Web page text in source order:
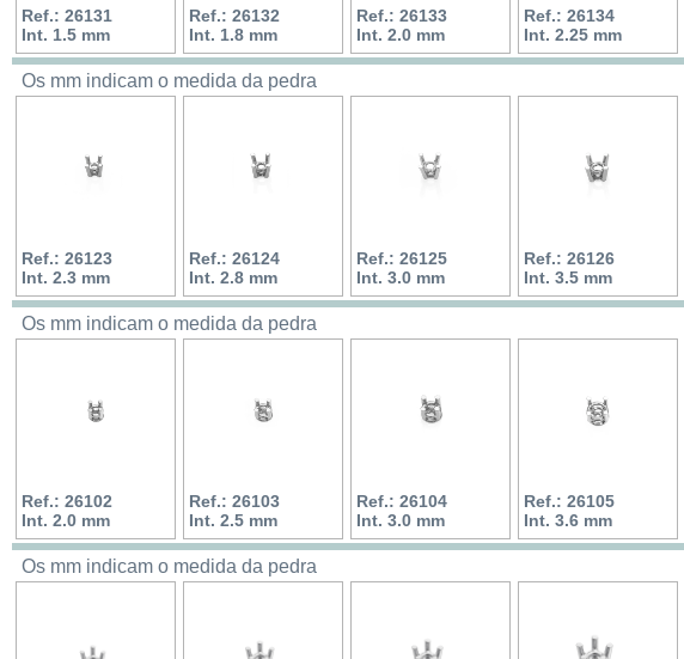
Ref.: 26131
Int. 1.5 mm
Ref.: 26132
Int. 1.8 mm
Ref.: 26133
Int. 2.0 mm
Ref.: 26134
Int. 2.25 mm
Os mm indicam o medida da pedra
Ref.: 26123
Int. 2.3 mm
Ref.: 26124
Int. 2.8 mm
Ref.: 26125
Int. 3.0 mm
Ref.: 26126
Int. 3.5 mm
Os mm indicam o medida da pedra
Ref.: 26102
Int. 2.0 mm
Ref.: 26103
Int. 2.5 mm
Ref.: 26104
Int. 3.0 mm
Ref.: 26105
Int. 3.6 mm
Os mm indicam o medida da pedra